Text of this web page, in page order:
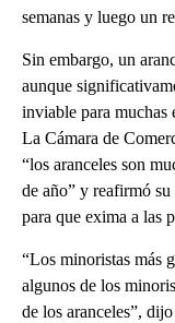
semanas y luego un
Sin embargo, un
aunque
inviable para muchas
La Cámara de
“los aranceles son
de año” y reafirmó
para que exima a las
“Los minoristas más
algunos de los
de los aranceles”,